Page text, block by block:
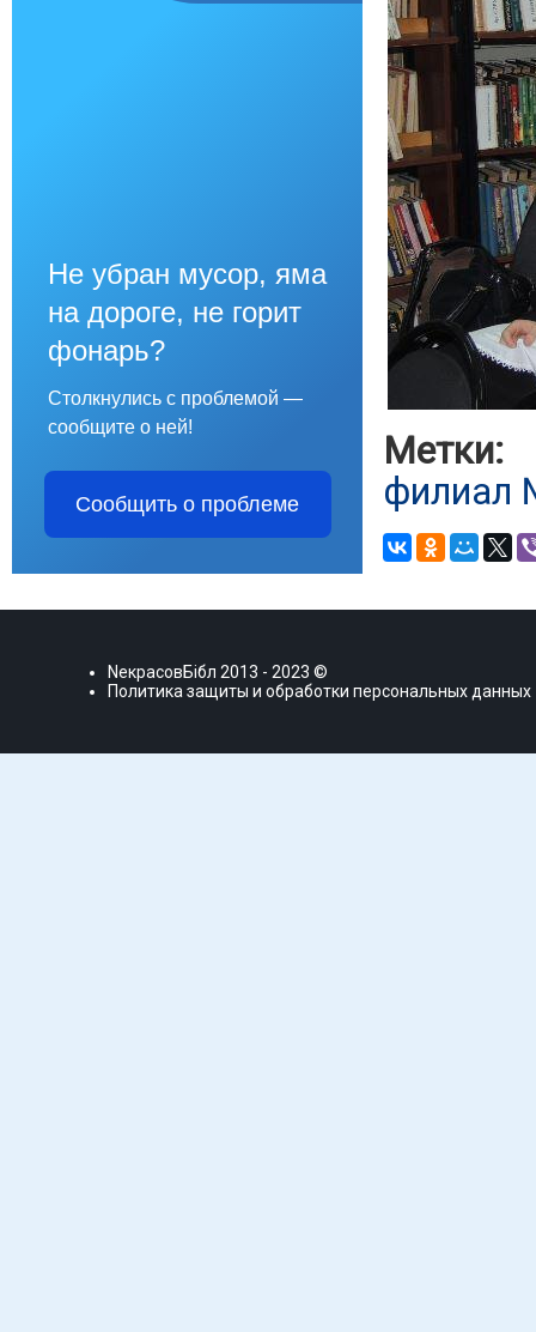
Не убран мусор, яма
на дороге, не горит
фонарь?
Столкнулись с проблемой —
сообщите о ней!
Сообщить о проблеме
Метки:
филиал
NекрасовБiбл 2013 - 2023 ©
Политика защиты и обработки персональных данных